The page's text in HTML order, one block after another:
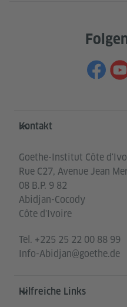
Service- und
Kontakt
Goethe-Institut Côte
Rue C27, Avenue Jean
08 B.P. 9 82
Abidjan-Cocody
Côte d'Ivoire
Tel. +225 25 22 00 88 99
Info-Abidjan@goethe.de
Hilfreiche Links